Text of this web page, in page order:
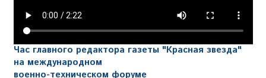
Час главного редактора газеты "Красная звезда"
на международном
военно-техническом форуме